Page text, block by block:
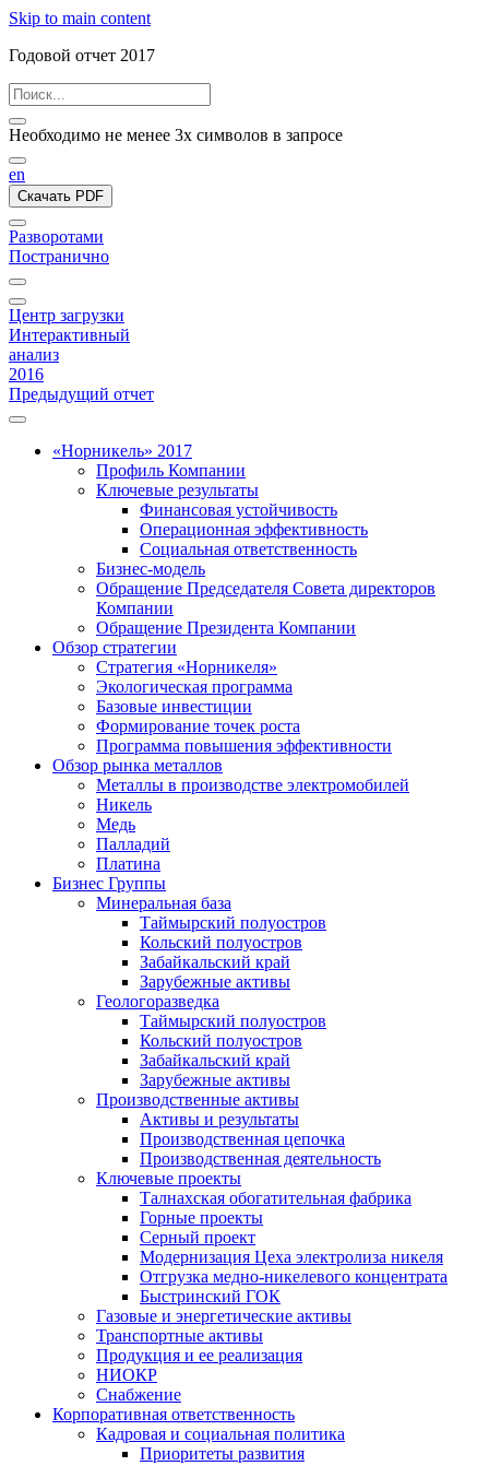
Skip to main content
Годовой отчет 2017
Необходимо не менее 3х символов в запросе
en
Скачать PDF
Разворотами
Постранично
Центр загрузки
Интерактивный
анализ
2016
Предыдущий отчет
«Норникель» 2017
Профиль Компании
Ключевые результаты
Финансовая устойчивость
Операционная эффективность
Социальная ответственность
Бизнес-модель
Обращение Председателя Совета директоров
Компании
Обращение Президента Компании
Обзор стратегии
Стратегия «Норникеля»
Экологическая программа
Базовые инвестиции
Формирование точек роста
Программа повышения эффективности
Обзор рынка металлов
Металлы в производстве электромобилей
Никель
Медь
Палладий
Платина
Бизнес Группы
Минеральная база
Таймырский полуостров
Кольский полуостров
Забайкальский край
Зарубежные активы
Геологоразведка
Таймырский полуостров
Кольский полуостров
Забайкальский край
Зарубежные активы
Производственные активы
Активы и результаты
Производственная цепочка
Производственная деятельность
Ключевые проекты
Талнахская обогатительная фабрика
Горные проекты
Серный проект
Модернизация Цеха электролиза никеля
Отгрузка медно-никелевого концентрата
Быстринский ГОК
Газовые и энергетические активы
Транспортные активы
Продукция и ее реализация
НИОКР
Снабжение
Корпоративная ответственность
Кадровая и социальная политика
Приоритеты развития